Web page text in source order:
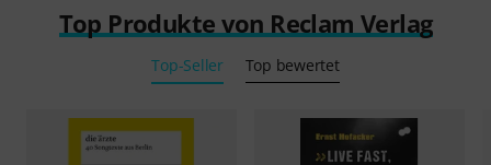
Top Produkte von Reclam Verlag
Top-Seller Top bewertet